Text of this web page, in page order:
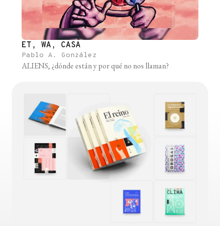
ET, WA, CASA
Pablo A. González
ALIENS, ¿dónde están y por qué no nos llaman?